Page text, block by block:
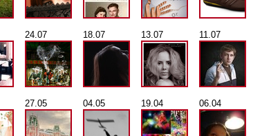
24.07 18.07 13.07 11.07
27.05 04.05 19.04 06.04